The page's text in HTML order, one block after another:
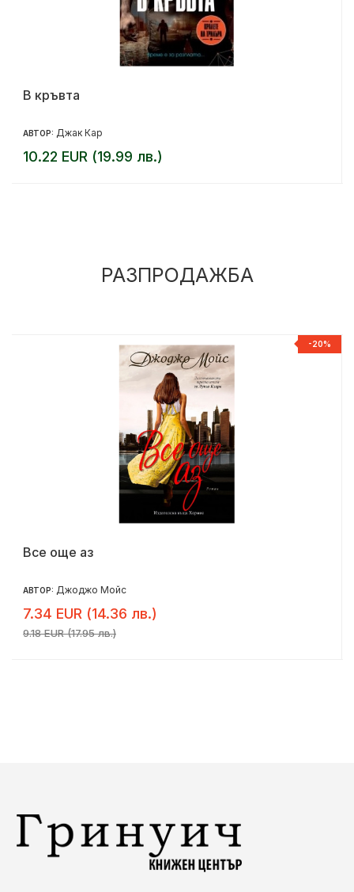
В кръвта
АВТОР: Джак Кар
10.22 EUR (19.99 лв.)
РАЗПРОДАЖБА
-20%
Все още аз
АВТОР: Джоджо Мойс
7.34 EUR (14.36 лв.)
9.18 EUR (17.95 лв.)